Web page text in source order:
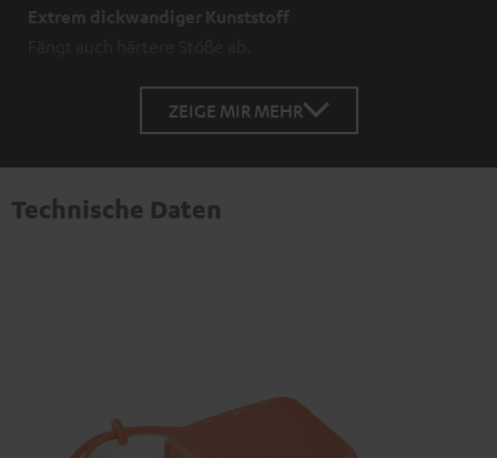
Extrem dickwandiger Kunststoff
ZEIGE MIR MEHR
Technische Daten